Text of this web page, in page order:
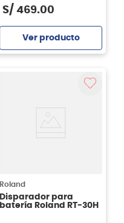
S/ 469.00
Ver producto
Roland
Disparador para
batería Roland RT-30H